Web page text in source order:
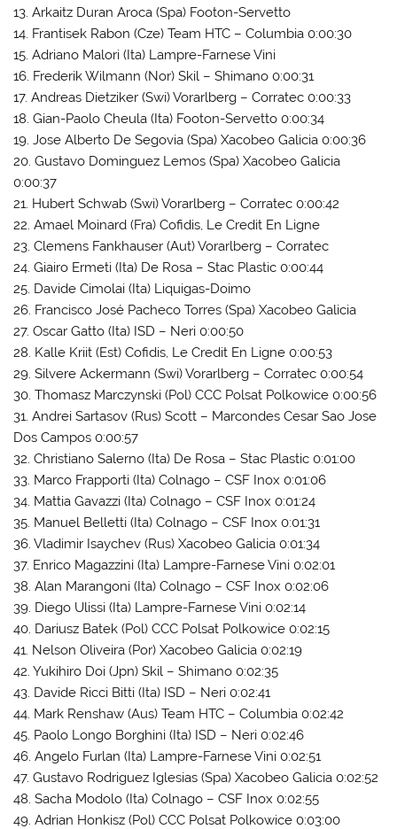
13. Arkaitz Duran Aroca (Spa) Footon-Servetto
14. Frantisek Rabon (Cze) Team HTC – Columbia 0:00:30
15. Adriano Malori (Ita) Lampre-Farnese Vini
16. Frederik Wilmann (Nor) Skil – Shimano 0:00:31
17. Andreas Dietziker (Swi) Vorarlberg – Corratec 0:00:33
18. Gian-Paolo Cheula (Ita) Footon-Servetto 0:00:34
19. Jose Alberto De Segovia (Spa) Xacobeo Galicia 0:00:36
20. Gustavo Dominguez Lemos (Spa) Xacobeo Galicia
0:00:37
21. Hubert Schwab (Swi) Vorarlberg – Corratec 0:00:42
22. Amael Moinard (Fra) Cofidis, Le Credit En Ligne
23. Clemens Fankhauser (Aut) Vorarlberg – Corratec
24. Giairo Ermeti (Ita) De Rosa – Stac Plastic 0:00:44
25. Davide Cimolai (Ita) Liquigas-Doimo
26. Francisco José Pacheco Torres (Spa) Xacobeo Galicia
27. Oscar Gatto (Ita) ISD – Neri 0:00:50
28. Kalle Kriit (Est) Cofidis, Le Credit En Ligne 0:00:53
29. Silvere Ackermann (Swi) Vorarlberg – Corratec 0:00:54
30. Thomasz Marczynski (Pol) CCC Polsat Polkowice 0:00:56
31. Andrei Sartasov (Rus) Scott – Marcondes Cesar Sao Jose
Dos Campos 0:00:57
32. Christiano Salerno (Ita) De Rosa – Stac Plastic 0:01:00
33. Marco Frapporti (Ita) Colnago – CSF Inox 0:01:06
34. Mattia Gavazzi (Ita) Colnago – CSF Inox 0:01:24
35. Manuel Belletti (Ita) Colnago – CSF Inox 0:01:31
36. Vladimir Isaychev (Rus) Xacobeo Galicia 0:01:34
37. Enrico Magazzini (Ita) Lampre-Farnese Vini 0:02:01
38. Alan Marangoni (Ita) Colnago – CSF Inox 0:02:06
39. Diego Ulissi (Ita) Lampre-Farnese Vini 0:02:14
40. Dariusz Batek (Pol) CCC Polsat Polkowice 0:02:15
41. Nelson Oliveira (Por) Xacobeo Galicia 0:02:19
42. Yukihiro Doi (Jpn) Skil – Shimano 0:02:35
43. Davide Ricci Bitti (Ita) ISD – Neri 0:02:41
44. Mark Renshaw (Aus) Team HTC – Columbia 0:02:42
45. Paolo Longo Borghini (Ita) ISD – Neri 0:02:46
46. Angelo Furlan (Ita) Lampre-Farnese Vini 0:02:51
47. Gustavo Rodriguez Iglesias (Spa) Xacobeo Galicia 0:02:52
48. Sacha Modolo (Ita) Colnago – CSF Inox 0:02:55
49. Adrian Honkisz (Pol) CCC Polsat Polkowice 0:03:00